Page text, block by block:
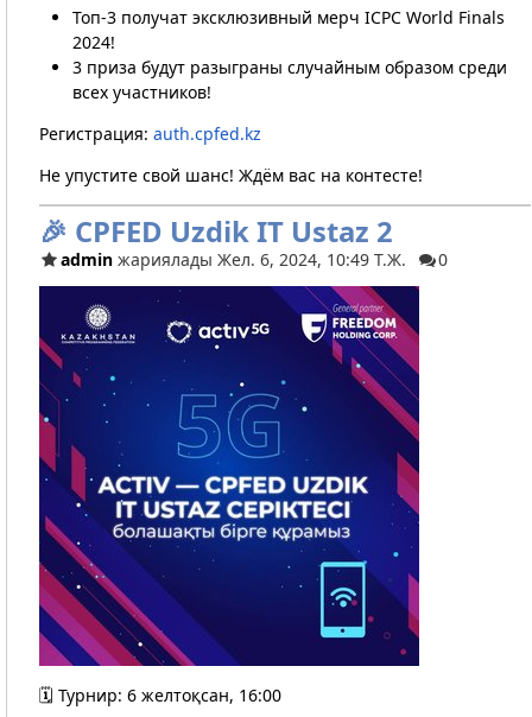
Топ-3 получат эксклюзивный мерч ICPC World Finals
2024!
3 приза будут разыграны случайным образом среди
всех участников!
Регистрация: auth.cpfed.kz
Не упустите свой шанс! Ждём вас на контесте!
🎉 CPFED Uzdik IT Ustaz 2
admin жариялады Жел. 6, 2024, 10:49 Т.Ж. 0
🗓️ Турнир: 6 желтоқсан, 16:00